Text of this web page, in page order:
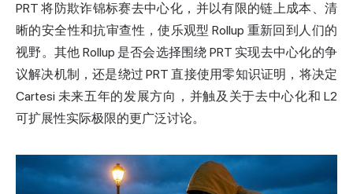
PRT 将防欺诈锦标赛去中心化，并以有限的链上成本、清
晰的安全性和抗审查性，使乐观型 Rollup 重新回到人们的
视野。其他 Rollup 是否会选择围绕 PRT 实现去中心化的争
议解决机制，还是绕过 PRT 直接使用零知识证明，将决定
Cartesi 未来五年的发展方向，并触及关于去中心化和 L2
可扩展性实际极限的更广泛讨论。